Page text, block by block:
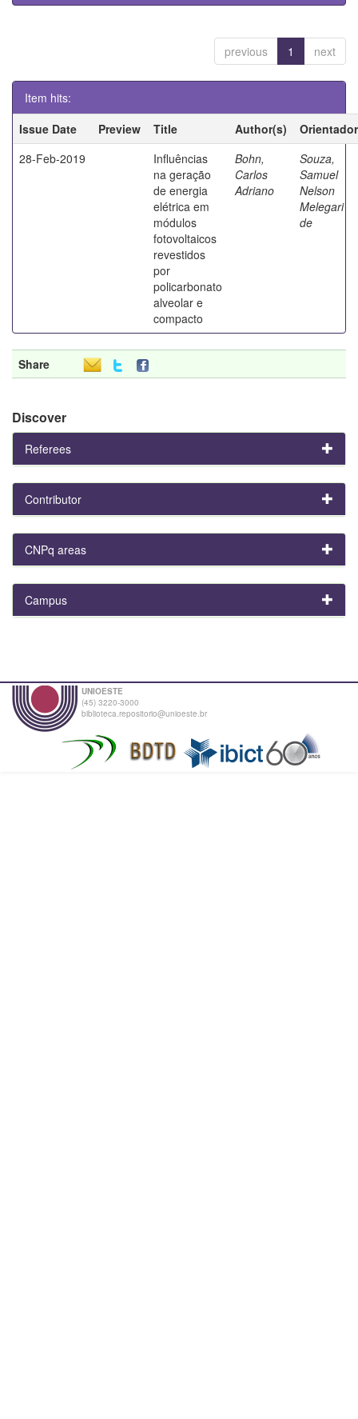
previous 1 next
Item hits:
Issue Date
Preview Title Author(s)
Orientador
28-Feb-2019
Influências
na geração
de energia
elétrica em
módulos
fotovoltaicos
revestidos
por
policarbonato
alveolar e
compacto
Bohn,
Carlos
Adriano
Souza,
Samuel
Nelson
Melegari
de
Share
Discover
Referees
Contributor
CNPq areas
Campus
UNIOESTE
(45) 3220-3000
biblioteca.repositorio@unioeste.br